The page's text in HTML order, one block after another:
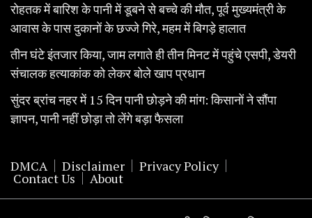
रोहतक में बारिश के पानी में डूबने से बच्चे की मौत, पूर्व मुख्यमंत्री के
आवास के पास दुकानों के छज्जे गिरे, महम में बिगड़े हालात
तीन घंटे इंतजार किया, जाम लगाते ही तीन मिनट में पहुंचे एसपी, डेयरी
संचालक हत्याकांक को लेकर बोले खाप प्रधान
सुंदर ब्रांच नहर में 15 दिन पानी छोड़ने की मांग: किसानों ने सौंपा
ज्ञापन, पानी नहीं छोड़ा तो लेंगे बड़ा फैसला
DMCA Disclaimer Privacy Policy
Contact Us About